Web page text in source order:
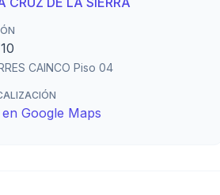
CAINCO Piso 04
Google Maps